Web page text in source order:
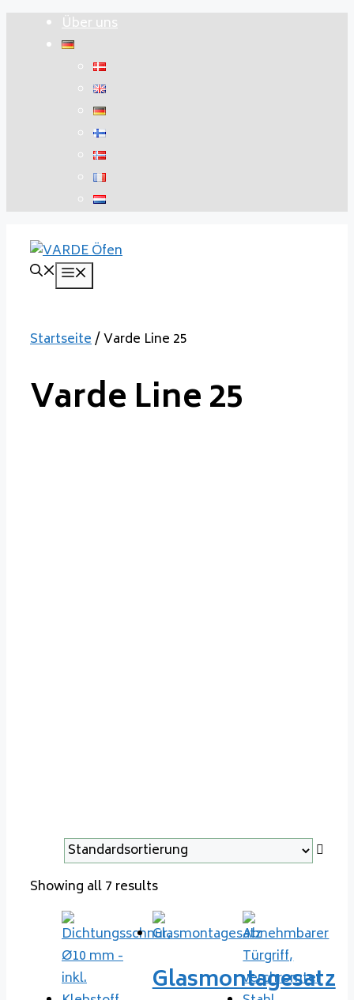
Über uns
Startseite/ Varde Line 25
Varde Line 25
Showing all 7 results
Glasmontagesatz